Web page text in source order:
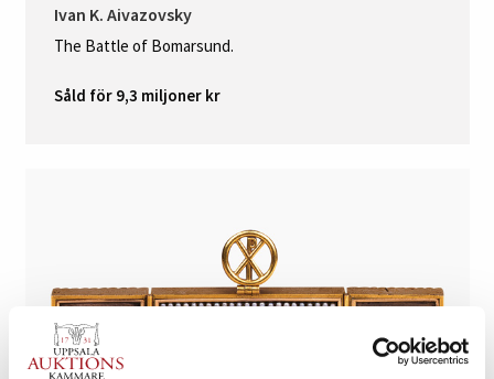
Ivan K. Aivazovsky
The Battle of Bomarsund.
Såld för 9,3 miljoner kr